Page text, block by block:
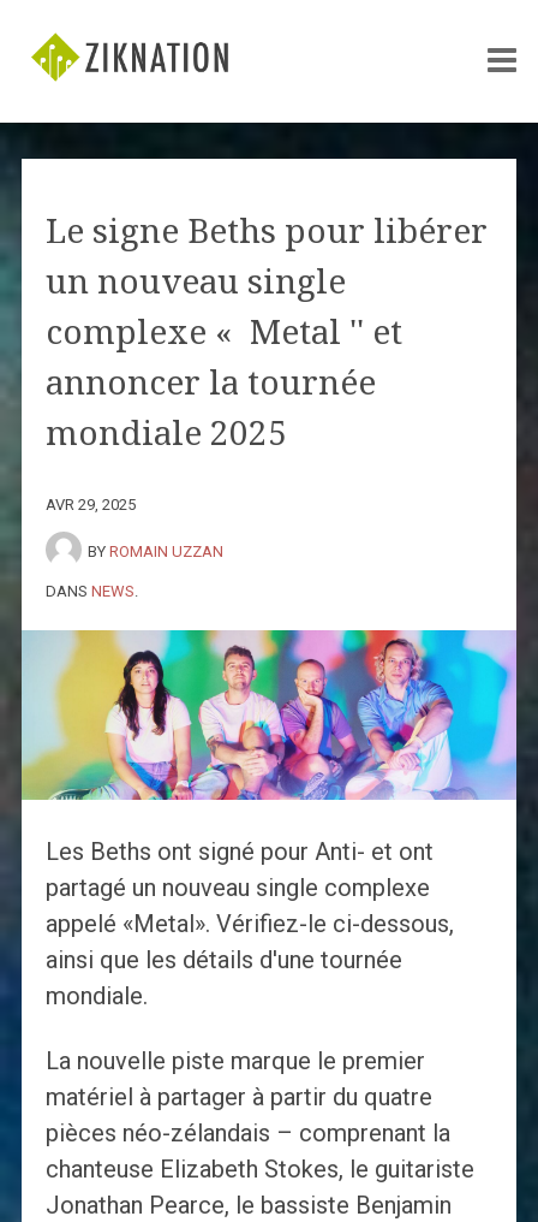
Le signe Beths pour libérer
un nouveau single
complexe « Metal '' et
annoncer la tournée
mondiale 2025
AVR 29, 2025
BY ROMAIN UZZAN
DANS NEWS
Les Beths ont signé pour Anti- et ont
partagé un nouveau single complexe
appelé «Metal». Vérifiez-le ci-dessous,
ainsi que les détails d'une tournée
mondiale.
La nouvelle piste marque le premier
matériel à partager à partir du quatre
pièces néo-zélandais – comprenant la
chanteuse Elizabeth Stokes, le guitariste
Jonathan Pearce, le bassiste Benjamin